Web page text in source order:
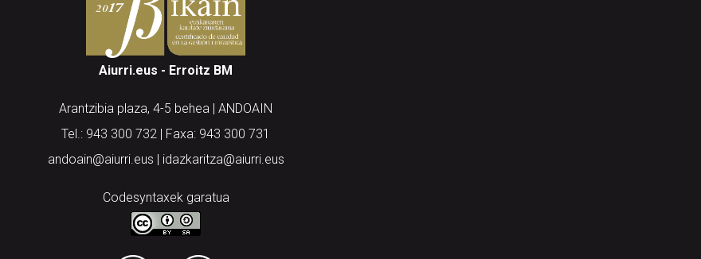
Aiurri.eus - Erroitz BM
Arantzibia plaza, 4-5 behea | ANDOAIN
Tel.: 943 300 732 | Faxa: 943 300 731
andoain@aiurri.eus | idazkaritza@aiurri.eus
Codesyntaxek garatua